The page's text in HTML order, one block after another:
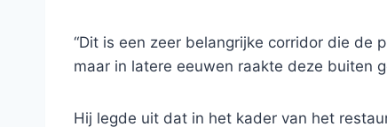
“Dit is een zeer belangrijke corridor die de
maar in latere eeuwen raakte deze buiten
Hij legde uit dat in het kader van het